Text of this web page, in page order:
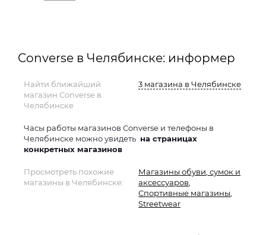
Converse в Челябинске: информер
Найти ближайший
магазин Converse в
Челябинске
3 магазина в Челябинске
Часы работы магазинов Converse и телефоны в
Челябинске можно увидеть на страницах
конкретных магазинов
Просмотреть похожие
магазины в Челябинске:
Магазины обуви, сумок и
аксессуаров
Спортивные магазины
Streetwear